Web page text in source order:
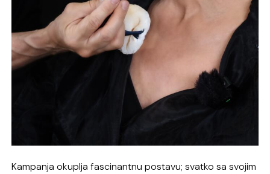
Kampanja okuplja fascinantnu postavu; svatko sa svojim